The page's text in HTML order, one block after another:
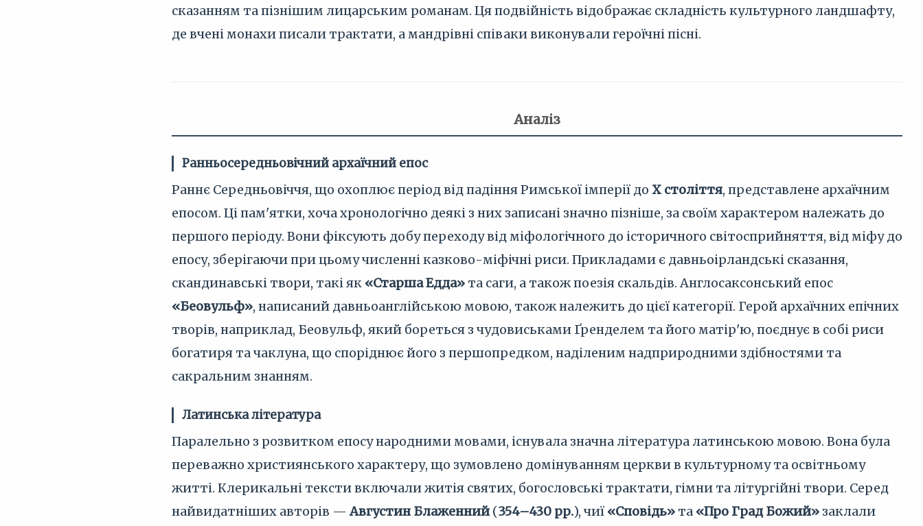
сказанням та пізнішим лицарським романам. Ця подвійність відображає складність культурного ландшафту,
де вчені монахи писали трактати, а мандрівні співаки виконували героїчні пісні.
Аналіз
Ранньосередньовічний архаїчний епос
Раннє Середньовіччя, що охоплює період від падіння Римської імперії до X століття, представлене архаїчним
епосом. Ці пам'ятки, хоча хронологічно деякі з них записані значно пізніше, за своїм характером належать до
першого періоду. Вони фіксують добу переходу від міфологічного до історичного світосприйняття, від міфу до
епосу, зберігаючи при цьому численні казково-міфічні риси. Прикладами є давньоірландські сказання,
скандинавські твори, такі як «Старша Едда» та саги, а також поезія скальдів. Англосаксонський епос
«Беовульф», написаний давньоанглійською мовою, також належить до цієї категорії. Герой архаїчних епічних
творів, наприклад, Беовульф, який бореться з чудовиськами Ґренделем та його матір'ю, поєднує в собі риси
богатиря та чаклуна, що споріднює його з першопредком, наділеним надприродними здібностями та
сакральним знанням.
Латинська література
Паралельно з розвитком епосу народними мовами, існувала значна література латинською мовою. Вона була
переважно християнського характеру, що зумовлено домінуванням церкви в культурному та освітньому
житті. Клерикальні тексти включали житія святих, богословські трактати, гімни та літургійні твори. Серед
найвидатніших авторів —Августин Блаженний(354–430 рр.), чиї «Сповідь» та «Про Град Божий» заклали